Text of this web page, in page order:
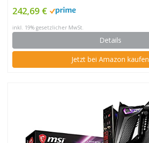
242,69 €
inkl. 19% gesetzlicher MwSt.
Details
Jetzt bei Amazon kaufen